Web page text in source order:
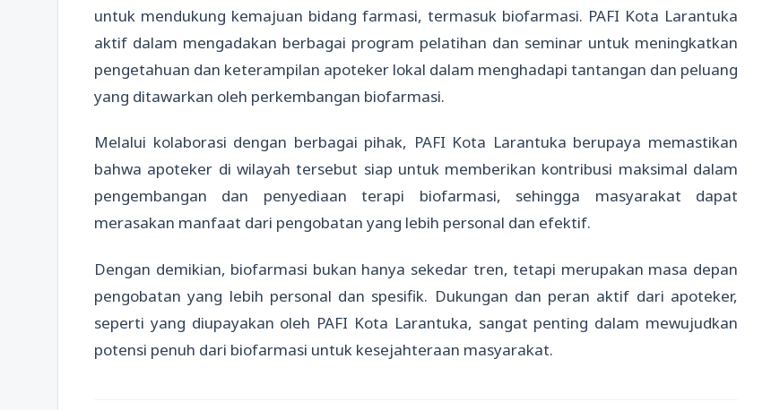
untuk mendukung kemajuan bidang farmasi, termasuk biofarmasi. PAFI Kota Larantuka
aktif dalam mengadakan berbagai program pelatihan dan seminar untuk meningkatkan
pengetahuan dan keterampilan apoteker lokal dalam menghadapi tantangan dan peluang
yang ditawarkan oleh perkembangan biofarmasi.
Melalui kolaborasi dengan berbagai pihak, PAFI Kota Larantuka berupaya memastikan
bahwa apoteker di wilayah tersebut siap untuk memberikan kontribusi maksimal dalam
pengembangan dan penyediaan terapi biofarmasi, sehingga masyarakat dapat
merasakan manfaat dari pengobatan yang lebih personal dan efektif.
Dengan demikian, biofarmasi bukan hanya sekedar tren, tetapi merupakan masa depan
pengobatan yang lebih personal dan spesifik. Dukungan dan peran aktif dari apoteker,
seperti yang diupayakan oleh PAFI Kota Larantuka, sangat penting dalam mewujudkan
potensi penuh dari biofarmasi untuk kesejahteraan masyarakat.